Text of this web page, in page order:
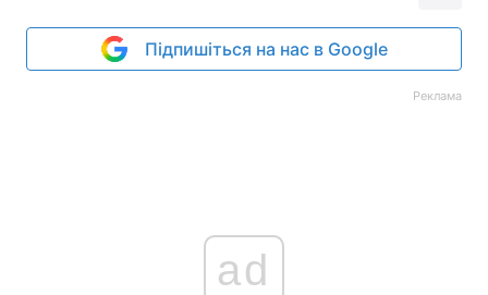
Підпишіться на нас в Google
Реклама
ad